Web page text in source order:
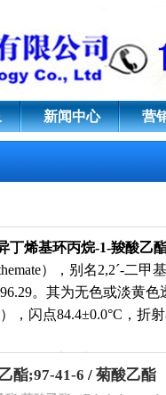
异丁烯基
新闻中心 营
丁烯基环丙烷-1-羧酸乙
），别名2,2ˊ-二
。其为无色或淡黄色
，闪点84.4±0.0°C，折
己二烯为原料，在铜催
夫碱铜(Ⅱ)络合物催化
酯;97-41-6 / 菊酸乙酯